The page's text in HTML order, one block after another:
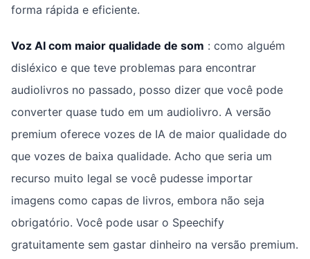
forma rápida e eficiente.
Voz AI com maior qualidade de som : como alguém
disléxico e que teve problemas para encontrar
audiolivros no passado, posso dizer que você pode
converter quase tudo em um audiolivro. A versão
premium oferece vozes de IA de maior qualidade do
que vozes de baixa qualidade. Acho que seria um
recurso muito legal se você pudesse importar
imagens como capas de livros, embora não seja
obrigatório. Você pode usar o Speechify
gratuitamente sem gastar dinheiro na versão premium.